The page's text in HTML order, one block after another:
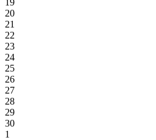
19
20
21
22
23
24
25
26
27
28
29
30
1